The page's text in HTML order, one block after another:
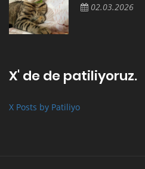
02.03.2026
X' de de patiliyoruz.
X Posts by Patiliyo